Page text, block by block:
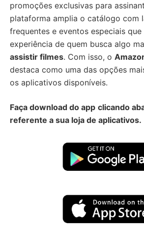
promoções exclusivas para
plataforma amplia o catálogo com
frequentes e eventos especiais que
experiência de quem busca algo
assistir filmes. Com isso, o
destaca como uma das opções
os aplicativos disponíveis.
Faça download do app clicando
referente a sua loja de aplicativos.